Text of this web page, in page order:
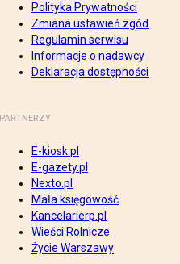
Polityka Prywatności
Zmiana ustawień zgód
Regulamin serwisu
Informacje o nadawcy
Deklaracja dostępności
PARTNERZY
E-kiosk.pl
E-gazety.pl
Nexto.pl
Mała księgowość
Kancelarierp.pl
Wieści Rolnicze
Życie Warszawy